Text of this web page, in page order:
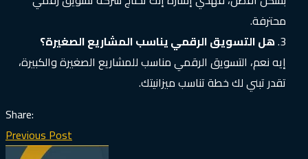
محترفة.
هل التسويق الرقمي يناسب المشاريع الصغيرة؟
إيه نعم، التسويق الرقمي مناسب للمشاريع الصغيرة والكبيرة،
تقدر تبني لك خطة تناسب ميزانيتك.
Share:
Previous Post